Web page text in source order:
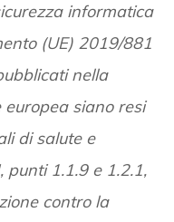
informatica
(UE) 2019/881
nella
europea siano resi
di salute e
punti 1.1.9 e 1.2.1,
contro la